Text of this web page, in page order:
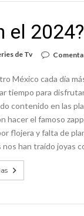
el 2024?
de Tv
México cada día
tiempo para
contenido en las
hacer el famoso
flojera y falta de
nos han traído joyas